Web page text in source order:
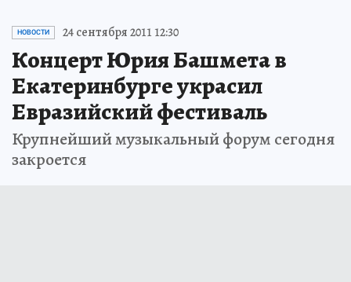
НОВОСТИ 24 сентября 2011 12:30
Концерт Юрия Башмета в
Екатеринбурге украсил
Евразийский фестиваль
Крупнейший музыкальный форум сегодня
закроется